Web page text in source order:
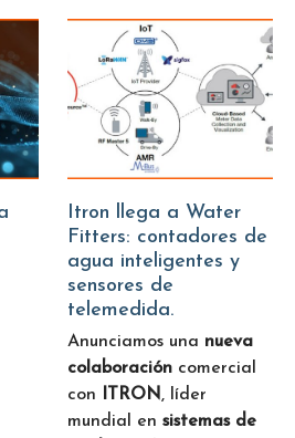
Itron llega a Water
Fitters: contadores de
agua inteligentes y
sensores de
telemedida.
Anunciamos una nueva
colaboración comercial
con ITRON, líder
mundial en sistemas de